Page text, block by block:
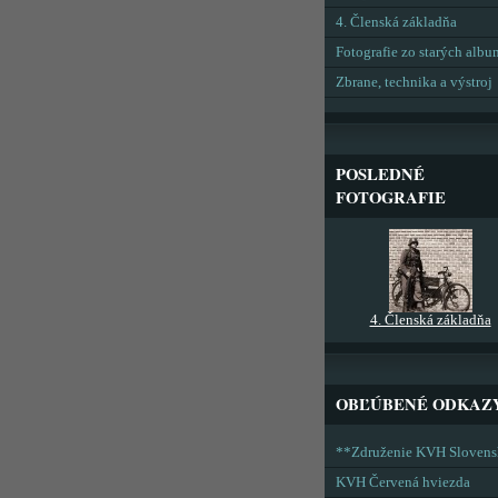
4. Členská základňa
Fotografie zo starých
Zbrane, technika a výstroj
POSLEDNÉ
FOTOGRAFIE
4. Členská základňa
OBĽÚBENÉ
**Združenie KVH
KVH Červená hviezda